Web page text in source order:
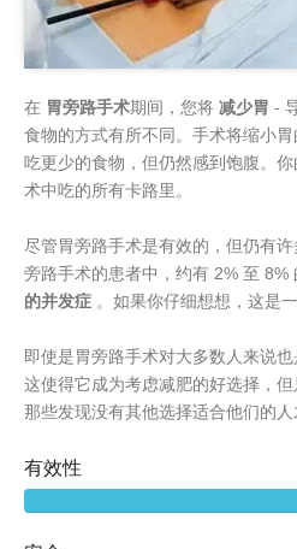
在 胃旁路手术期间，您将 减少胃 -
食物的方式有所不同。手术将缩小
吃更少的食物，但仍然感到饱腹。
术中吃的所有卡路里。
尽管胃旁路手术是有效的，但仍有许
旁路手术的患者中，约有 2% 至 8%
的并发症 。如果你仔细想想，这是
即使是胃旁路手术对大多数人来说
这使得它成为考虑减肥的好选择，
那些发现没有其他选择适合他们的人
有效性